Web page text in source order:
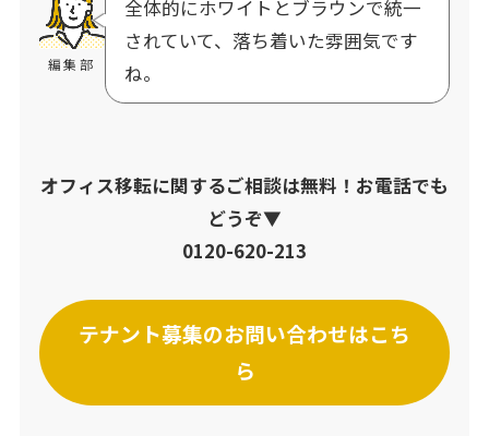
編集部
全体的にホワイトとブラウンで統一
されていて、落ち着いた雰囲気です
ね。
オフィス移転に関するご相談は無料！お電話でも
どうぞ▼
0120-620-213
テナント募集のお問い合わせはこち
ら